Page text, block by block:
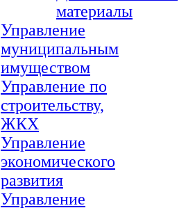
материалы
Управление
муниципальным
имуществом
Управление по
строительству,
ЖКХ
Управление
экономического
развития
Управление